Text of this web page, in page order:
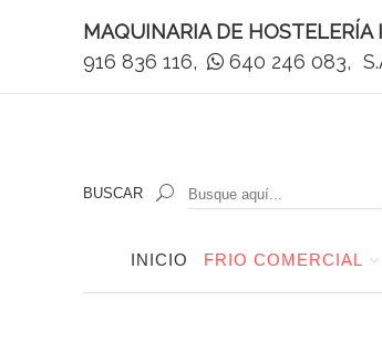
MAQUINARIA DE HOSTELERÍA
916 836 116,
640 246 083,
BUSCAR
INICIO FRIO COMERCIAL